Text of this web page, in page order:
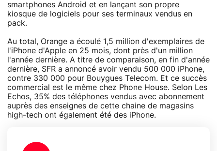
smartphones Android et en lançant son propre
kiosque de logiciels pour ses terminaux vendus en
pack.
Au total, Orange a écoulé 1,5 million d'exemplaires de
l'iPhone d'Apple en 25 mois, dont près d'un million
l'année dernière. A titre de comparaison, en fin d'année
dernière, SFR a annoncé avoir vendu 500 000 iPhone,
contre 330 000 pour Bouygues Telecom. Et ce succès
commercial est le même chez Phone House. Selon Les
Echos, 35% des téléphones vendus avec abonnement
auprès des enseignes de cette chaine de magasins
high-tech ont également été des iPhone.